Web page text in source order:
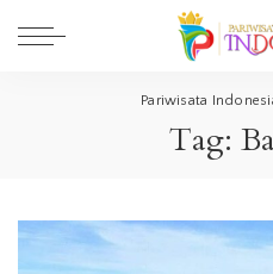
Pariwisata
Tag: